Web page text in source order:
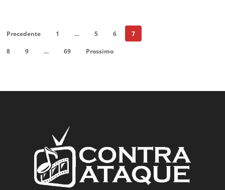
Precedente 1 … 5 6 7
8 9 … 69 Prossimo